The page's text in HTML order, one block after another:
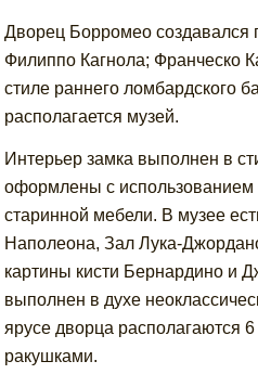
Дворец Борромео создавался
Филиппо Кагнола; Франческо
стиле раннего ломбардского
располагается музей.
Интерьер замка выполнен в
оформлены с использованием
старинной мебели. В музее
Наполеона, Зал Лука-
картины кисти Бернардино и
выполнен в духе
ярусе дворца располагаются
ракушками.